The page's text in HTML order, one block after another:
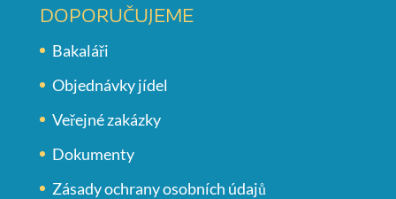
DOPORUČUJEME
Bakaláři
Objednávky jídel
Veřejné zakázky
Dokumenty
Zásady ochrany osobních údajů